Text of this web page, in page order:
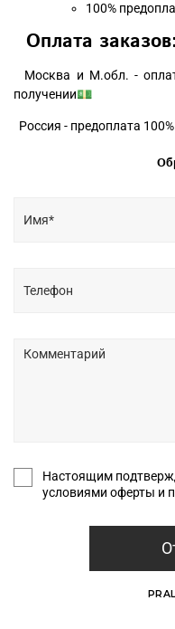
100%
Оплата заказов:
Москва и М.обл. -
получении💵
Россия - предоплата 100%
Настоящим